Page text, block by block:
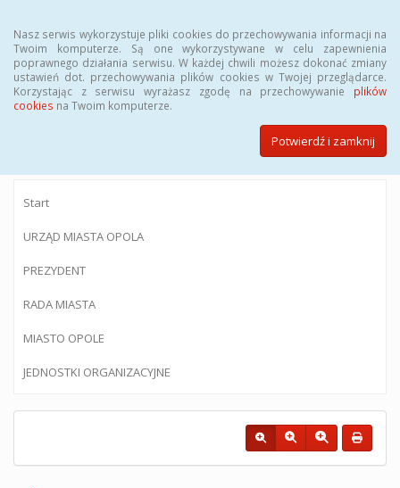
Nasz serwis wykorzystuje pliki cookies do przechowywania informacji na
Twoim komputerze. Są one wykorzystywane w celu zapewnienia
poprawnego działania serwisu. W każdej chwili możesz dokonać zmiany
ustawień dot. przechowywania plików cookies w Twojej przeglądarce.
Korzystając z serwisu wyrażasz zgodę na przechowywanie plików
cookies na Twoim komputerze.
Potwierdź i zamknij
BIULETYN INFORMACJI PUBLICZNEJ
Urzędu Miasta Opola
Start
URZĄD MIASTA OPOLA
PREZYDENT
RADA MIASTA
MIASTO OPOLE
JEDNOSTKI ORGANIZACYJNE